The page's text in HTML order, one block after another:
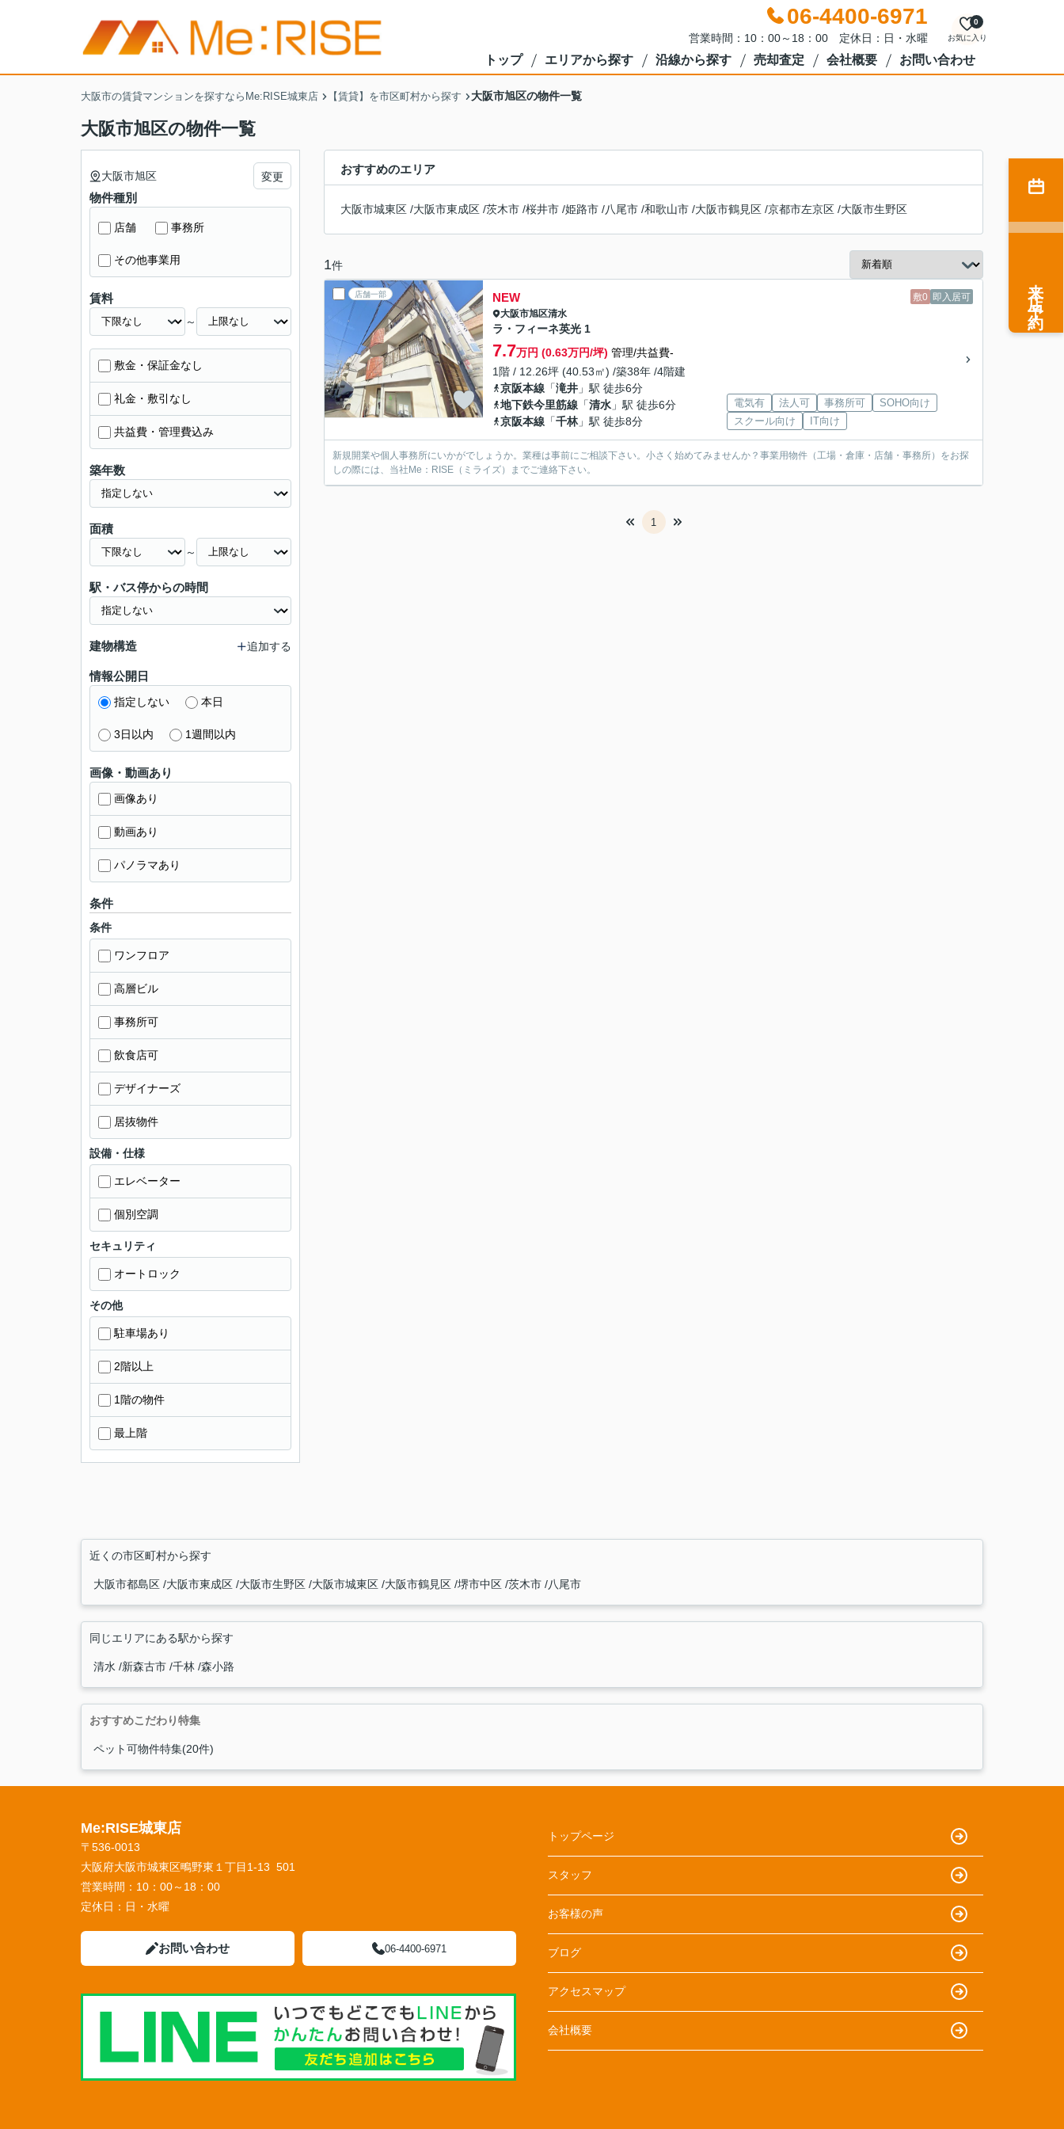
06-4400-6971
営業時間：10：00～18：00 定休日：日・水曜 お気に入り
0
トップ エリアから探す 沿線から探す 売却査定 会社概要 お問い合わせ
大阪市の賃貸マンションを探すならMe:RISE城東店 【賃貸】を市区町村から探す 大阪市旭区の物件一覧
大阪市旭区の物件一覧
おすすめのエリア
大阪市城東区 /大阪市東成区 /茨木市 /桜井市 /姫路市 /八尾市 /和歌山市 /大阪市鶴見区 /京都市左京区 /大阪市生野区
1件
店舗一部 敷0 即入居可
NEW
大阪市旭区清水
ラ・フィーネ英光 1
7.7万円 (0.63万円/坪) 管理/共益費-
1階 / 12.26坪 (40.53㎡) /築38年 /4階建
京阪本線 「滝井 」駅 徒歩6分
地下鉄今里筋線 「清水 」駅 徒歩6分
京阪本線 「千林」駅 徒歩8分
電気有 法人可 事務所可
SOHO向け
スクール向け
IT向け
新規開業や個人事務所にいかがでしょうか。業種は事前にご相談下さい。小さく始めてみませんか？事業用物件（工場・倉庫・店舗・事務所）をお探
しの際には、当社Me：RISE（ミライズ）までご連絡下さい。
1
大阪市旭区 変更
物件種別
店舗 事務所
その他事業用
賃料
～
敷金・保証金なし
礼金・敷引なし
共益費・管理費込み
築年数
面積
～
駅・バス停からの時間
建物構造 追加する
情報公開日
指定しない 本日
3日以内 1週間以内
画像・動画あり
画像あり
動画あり
パノラマあり
条件
条件
ワンフロア
高層ビル
事務所可
飲食店可
デザイナーズ
居抜物件
設備・仕様
エレベーター
個別空調
セキュリティ
オートロック
その他
駐車場あり
2階以上
1階の物件
最上階
近くの市区町村から探す
大阪市都島区 大阪市東成区 大阪市生野区 大阪市城東区 大阪市鶴見区 堺市中区 茨木市 八尾市
同じエリアにある駅から探す
清水 新森古市 千林 森小路
おすすめこだわり特集
ペット可物件特集(20件)
来店予約
Me:RISE城東店
〒536-0013
大阪府大阪市城東区鴫野東１丁目1-13 501
営業時間： 10：00～18：00
定休日： 日・水曜
お問い合わせ 06-4400-6971
トップページ
スタッフ
お客様の声
ブログ
アクセスマップ
会社概要